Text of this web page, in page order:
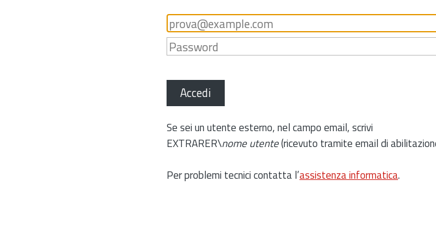
Accedi
Se sei un utente esterno, nel campo email, scrivi
EXTRARER\nome utente(ricevuto tramite email di
Per problemi tecnici contatta l’assistenza informatica.